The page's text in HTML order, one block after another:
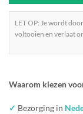
LET OP: Je wordt
voltooien en verlaat
Waarom kiezen
✓ Bezorging in